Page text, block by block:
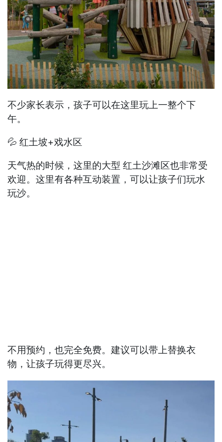
不少家长表示，孩子可以在这里玩上一整个下
午。
💦 红土坡+戏水区
天气热的时候，这里的大型 红土沙滩区也非常受
欢迎。这里有各种互动装置，可以让孩子们玩水
玩沙。
不用预约，也完全免费。建议可以带上替换衣
物，让孩子玩得更尽兴。